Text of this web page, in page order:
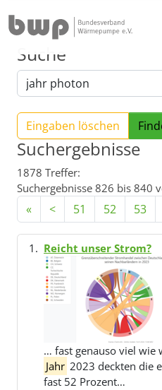
Suche
Eingaben löschen
Suchergebnisse
1878 Treffer:
Suchergebnisse 826 bis 840
« < 51 52 53
Reicht unser Strom?
… fast genauso viel
Jahr 2023 deckten die
fast 52 Prozent…